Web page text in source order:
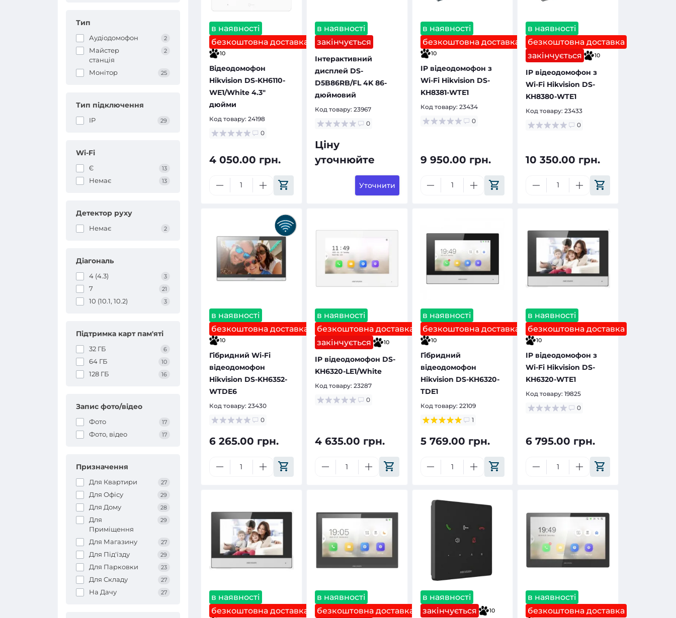
Тип
Аудіодомофон 2
Майстер
станція
2
Монітор 25
Тип підключення
IP 29
Wi-Fi
Є 13
Немає 13
Детектор руху
Немає 2
Діагональ
4 (4.3) 3
7 21
10 (10.1, 10.2) 3
Підтримка карт пам'яті
32 ГБ 6
64 ГБ 10
128 ГБ 16
Запис фото/відео
Фото 17
Фото, відео 17
Призначення
Для Квартири 27
Для Офісу 29
Для Дому 28
Для
Приміщення
29
Для Магазину 27
Для Під'їзду 29
Для Парковки 23
Для Складу 27
На Дачу 27
в наявності
безкоштовна доставка
10
Відеодомофон
Hikvision DS-KH6110-
WE1/White 4.3"
дюйми
Код товару: 24198
0
4 050.00 грн.
в наявності
закінчується
Інтерактивний
дисплей DS-
D5B86RB/FL 4K 86-
дюймовий
Код товару: 23967
0
Ціну
уточнюйте
Уточнити
в наявності
безкоштовна доставка
10
IP відеодомофон з
Wi-Fi Hikvision DS-
KH8381-WTE1
Код товару: 23434
0
9 950.00 грн.
в наявності
безкоштовна доставка
закінчується
10
IP відеодомофон з
Wi-Fi Hikvision DS-
KH8380-WTE1
Код товару:23433
0
10 350.00 грн.
в наявності
безкоштовна доставка
10
Гібридний Wi-Fi
відеодомофон
Hikvision DS-KH6352-
WTDE6
Код товару: 23430
0
6 265.00 грн.
в наявності
безкоштовна доставка
закінчується
10
IP відеодомофон DS-
KH6320-LE1/White
Код товару: 23287
0
4 635.00 грн.
в наявності
безкоштовна доставка
10
Гібридний
відеодомофон
Hikvision DS-KH6320-
TDE1
Код товару: 22109
1
5 769.00 грн.
в наявності
безкоштовна доставка
10
IP відеодомофон з
Wi-Fi Hikvision DS-
KH6320-WTE1
Код товару:19825
0
6 795.00 грн.
в наявності
безкоштовна доставка
в наявності
безкоштовна доставка
в наявності
закінчується
10
в наявності
безкоштовна доставка